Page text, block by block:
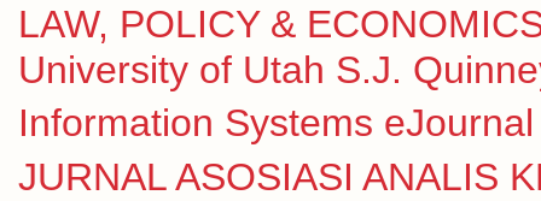
LAW, POLICY &
University of Utah S.J.
Information Systems
JURNAL ASOSIASI ANALIS